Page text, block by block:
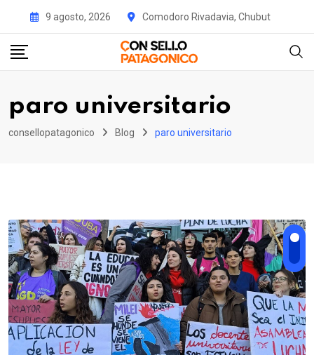
content
9 agosto, 2026 Comodoro Rivadavia, Chubut
paro universitario
consellopatagonico Blog paro universitario